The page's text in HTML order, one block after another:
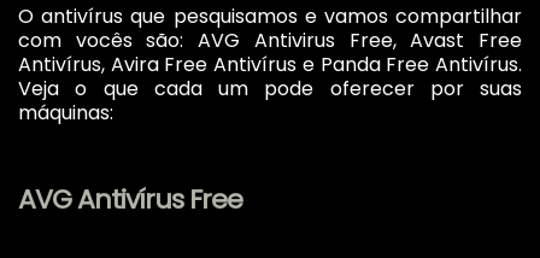
O antivírus que pesquisamos e vamos compartilhar
com vocês são: AVG Antivirus Free, Avast Free
Antivírus, Avira Free Antivírus e Panda Free Antivírus.
Veja o que cada um pode oferecer por suas
máquinas:
AVG Antivírus Free